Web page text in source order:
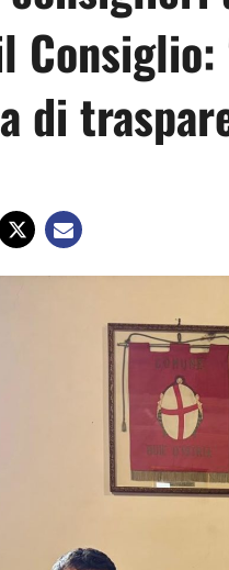
Consiglio:
di